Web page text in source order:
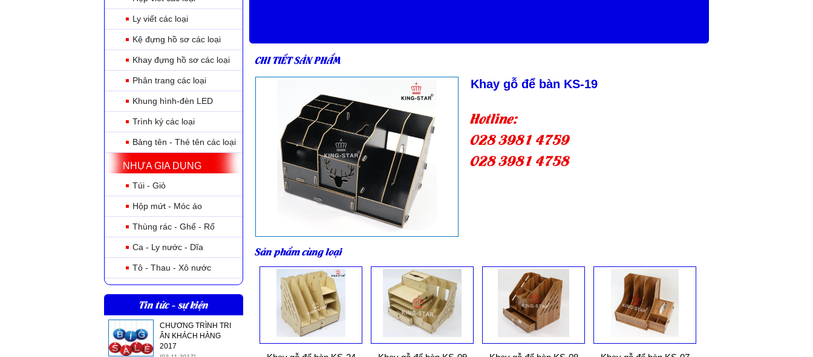
Ly viết các loại
Kệ đựng hồ sơ các loại
Khay đựng hồ sơ các loại
Phân trang các loại
Khung hình-đèn LED
Trình ký các loại
Bảng tên - Thẻ tên các loại
NHỰA GIA DỤNG
Túi - Giỏ
Hộp mứt - Móc áo
Thùng rác - Ghế - Rổ
Ca - Ly nước - Dĩa
Tô - Thau - Xô nước
Tin tức - sự kiện
CHƯƠNG TRÌNH TRI
ÂN KHÁCH HÀNG
2017
CHI TIẾT SẢN PHẨM
Khay gỗ để bàn KS-19
Hotline:
028 3981 4759
028 3981 4758
Sản phẩm cùng loại